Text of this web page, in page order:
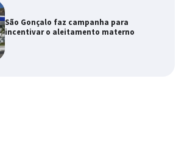
São Gonçalo faz campanha para
incentivar o aleitamento materno